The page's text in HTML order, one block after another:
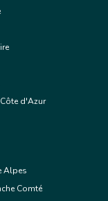
d'Azur
Alpes
Comté